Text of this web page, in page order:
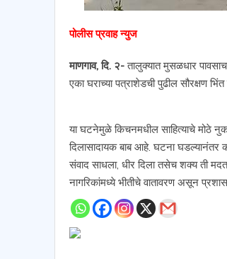
पोलीस प्रवाह न्युज
माणगाव, दि. २-तालुक्यात मुसळधार
एका घराच्या पत्राशेडची पुढील सौरक्षण
या घटनेमुळे किचनमधील साहित्याचे मोठे
दिलासादायक बाब आहे. घटना घडल्यानंतर
संवाद साधला, धीर दिला तसेच शक्य ती
नागरिकांमध्ये भीतीचे वातावरण असून